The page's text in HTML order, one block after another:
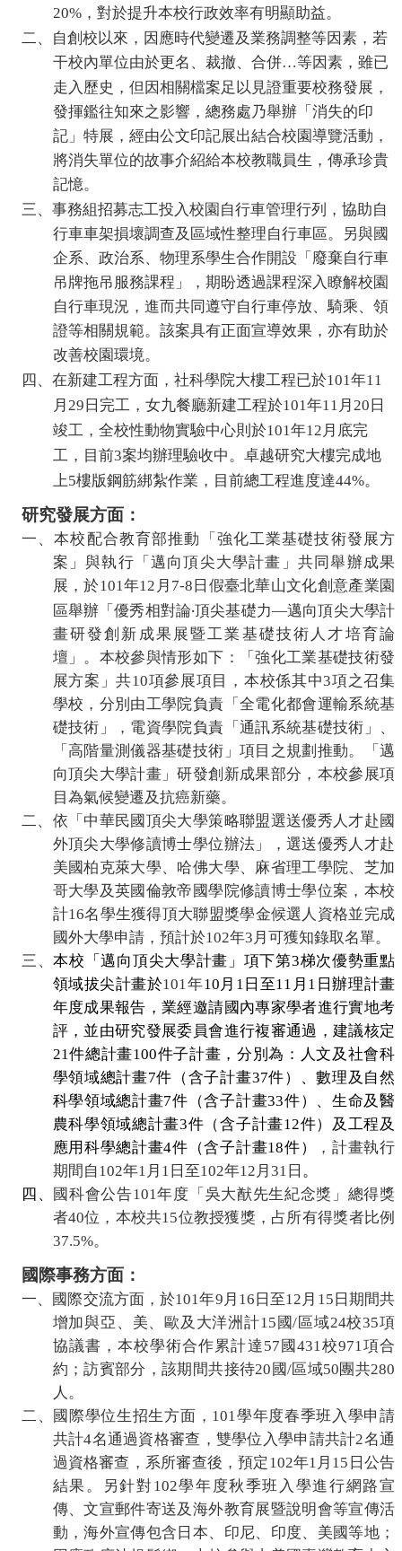
規
會
搜
相
20%，對於提升本校行政效率有明顯助益。
二、自創校以來，因應時代變遷及業務調整等因素，若
干校內單位由於更名、裁撤、合併…等因素，雖已
走入歷史，但因相關檔案足以見證重要校務發展，
發揮鑑往知來之影響，總務處乃舉辦「消失的印
記」 特展，經由公文印記展出結合校園導覽活動，
將消失單位的故事介紹給本校教職員生，傳承珍貴
記憶。
三、事務組招募志工投入校園自行車管理行列，協助自
行車車架損壞調查及區域性整理自行車區。另與國
企系、政治系、物理系學生合作開設「廢棄自行車
吊牌拖吊服務課程」，期盼透過課程深入瞭解校園
自行車現況，進而共同遵守自行車停放、騎乘、領
證等相關規範。該案具有正面宣導效果，亦有助於
改善校園環境。
四、在新建工程方面，社科學院大樓工程已於101年11
月29日完工，女九餐廳新建工程於101年11 月20日
竣工，全校性動物實驗中心則於101年12 月底完
工，目前3案均辦理驗收中。卓越研究大樓完成地
上5樓版鋼筋綁紮作業，目前總工程進度達44%。
研究發展方面：
一、本校配合教育部推動「強化工業基礎技術發展方
案」與執行「邁向頂尖大學計畫」共同舉辦成果
展，於101年12 月 7-8 日假臺北華山文化創意產業園
區舉辦「優秀相對論‧頂尖基礎力—邁向頂尖大學計
畫研發創新成果展暨工業基礎技術人才培育論
壇」。本校參與情形如下：「強化工業基礎技術發
展方案」共10項參展項目，本校係其中3項之召集
學校，分別由工學院負責「全電化都會運輸系統基
礎技術」，電資學院負責「通訊系統基礎技術」、
「高階量測儀器基礎技術」項目之規劃推動。「邁
向頂尖大學計畫」研發創新成果部分，本校參展項
目為氣候變遷及抗癌新藥。
二、 依「中華民國頂尖大學策略聯盟選送優秀人才赴國
外頂尖大學修讀博士學位辦法」，選送優秀人才赴
美國柏克萊大學、哈佛大學、麻省理工學院、芝加
哥大學及英國倫敦帝國學院修讀博士學位案，本校
計16名學生獲得頂大聯盟獎學金候選人資格並完成
國外大學申請，預計於102年3 月可獲知錄取名單。
三、本校「邁向頂尖大學計畫」項下第3梯次優勢重點
領域拔尖計畫於101年10 月 1 日至11 月 1 日辦理計畫
年度成果報告，業經邀請國內專家學者進行實地考
評，並由研究發展委員會進行複審通過，建議核定
21件總計畫100件子計畫，分別為：人文及社會科
學領域總計畫7件（含子計畫37件）、數理及自然
科學領域總計畫7件（含子計畫33件）、生命及 醫
農科學領域總計畫3件（含子計畫12件）及工程及
應用科學總計畫4件（含子計畫18件）
，計畫執行
期間自102年1 月 1 日至102年12 月 31 日 。
四、
國科會公告101年度「吳大猷先生紀念獎」總得獎
者40位，本校共15位教授獲獎，占所有得獎者比例
37.5%。
國際事務方面：
一、國際交流方面，於101年9 月 16 日至12 月 15 日期間共
增加與亞、美、歐及大洋洲計15 國/ 區域24校35項
協議書，本校學術合作累計達57 國 431校971項合
約；訪賓部分，該期間共接待20 國/區域50團共280
人。
二、國際學位生招生方面， 101學年度春季班入學申請
共計4名通過資格審查，雙學位入學申請共計2名通
過資格審查，系所審查後，預定 102年1 月 15 日公告
結果。另針對 102學年度秋季班入學進行網路宣
傳、文宣郵件寄送及海外教育展暨說明會等宣傳活
動，海外宣傳包含日本、印尼、印度、美國等地；